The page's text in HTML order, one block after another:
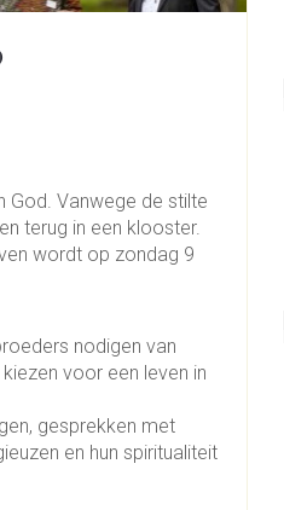
God. Vanwege de stilte
terug in een klooster.
wordt op zondag 9
nodigen van
voor een leven in
gesprekken met
en hun spiritualiteit